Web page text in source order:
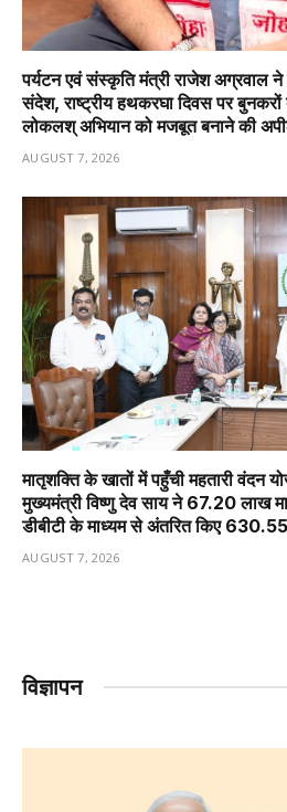
पर्यटन एवं संस्कृति मंत्री राजेश अग्रवाल ने
संदेश, राष्ट्रीय हथकरघा दिवस पर
लोकलश् अभियान को मजबूत बनाने की
AUGUST 7, 2026
मातृशक्ति के खातों में पहुँची महतारी वंदन
मुख्यमंत्री विष्णु देव साय ने 67.20 लाख
डीबीटी के माध्यम से अंतरित किए
AUGUST 7, 2026
विज्ञापन